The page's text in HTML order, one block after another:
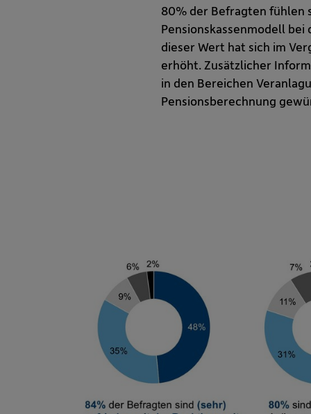
80% der Befragten fühlen
Pensionskassenmodell
dieser Wert hat sich im
erhöht. Zusätzlicher
in den Bereichen
Pensionsberechnung